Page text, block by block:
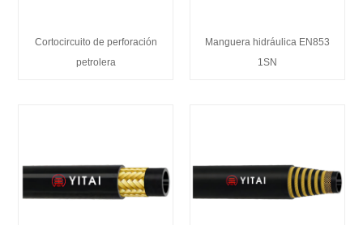
Cortocircuito de perforación
petrolera
Manguera hidráulica EN853
1SN